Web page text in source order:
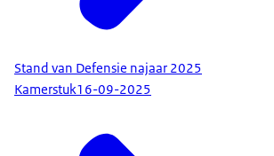
Stand van Defensie najaar 2025
Kamerstuk16-09-2025